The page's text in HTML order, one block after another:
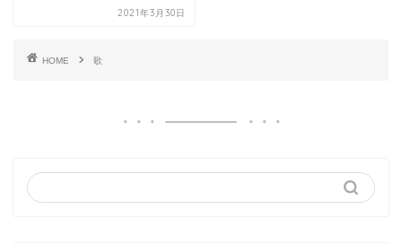
2021年3月30日
HOME 歌